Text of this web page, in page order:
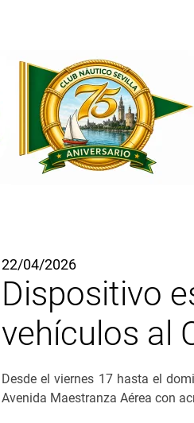
22/04/2026
Dispositivo
vehículos al
Desde el viernes 17 hasta el
Avenida Maestranza Aérea con